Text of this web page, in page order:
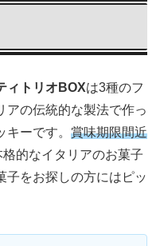
ィトリオBOXは3種のフ
アの伝統的な製法で作っ
ーです。 賞味期限間近
格的なイタリアのお菓子
子をお探しの方にはピッ